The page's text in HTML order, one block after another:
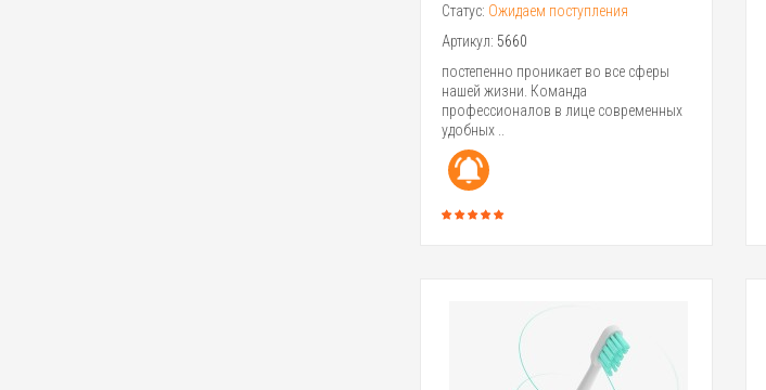
Статус: Ожидаем поступления
Артикул: 5660
постепенно проникает во все сферы
нашей жизни. Команда
профессионалов в лице современных
удобных ..